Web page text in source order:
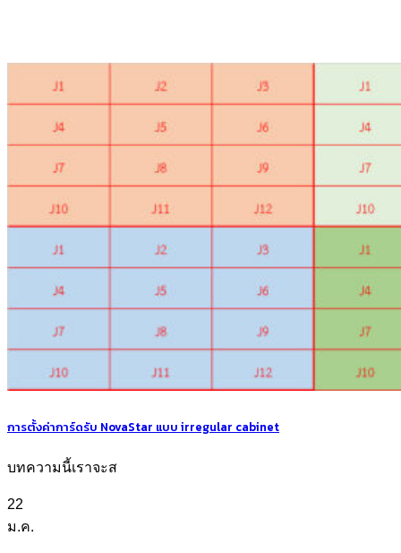
การตั้งค่าการ์ดรับ NovaStar แบบ irregular cabinet
บทความนี้เราจะส
22
ม.ค.